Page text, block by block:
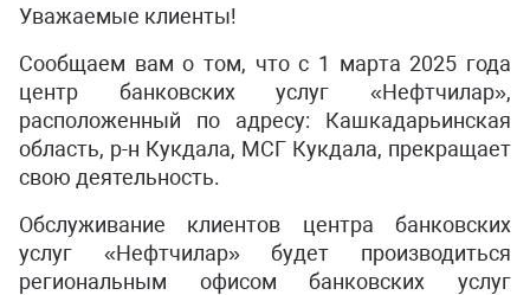
Уважаемые клиенты!
Сообщаем вам о том, что с 1 марта 2025 года
центр банковских услуг «Нефтчилар»,
расположенный по адресу: Кашкадарьинская
область, р-н Кукдала, МСГ Кукдала, прекращает
свою деятельность.
Обслуживание клиентов центра банковских
услуг «Нефтчилар» будет производиться
региональным офисом банковских услуг